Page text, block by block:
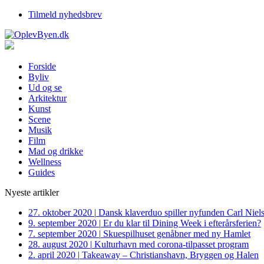
Tilmeld nyhedsbrev
Forside
Byliv
Ud og se
Arkitektur
Kunst
Scene
Musik
Film
Mad og drikke
Wellness
Guides
Nyeste artikler
27. oktober 2020 | Dansk klaverduo spiller nyfunden Carl
9. september 2020 | Er du klar til Dining Week i efterårsferien?
7. september 2020 | Skuespilhuset genåbner med ny Hamlet
28. august 2020 | Kulturhavn med corona-tilpasset program
2. april 2020 | Takeaway – Christianshavn, Bryggen og Halen